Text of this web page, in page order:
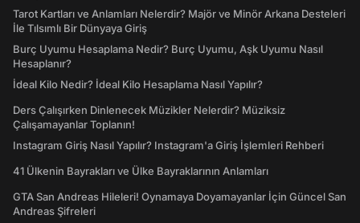
Tarot Kartları ve Anlamları Nelerdir? Majör ve Minör Arkana Desteleri
İle Tılsımlı Bir Dünyaya Giriş
Burç Uyumu Hesaplama Nedir? Burç Uyumu, Aşk Uyumu Nasıl
Hesaplanır?
İdeal Kilo Nedir? İdeal Kilo Hesaplama Nasıl Yapılır?
Ders Çalışırken Dinlenecek Müzikler Nelerdir? Müziksiz
Çalışamayanlar Toplanın!
Instagram Giriş Nasıl Yapılır? Instagram'a Giriş İşlemleri Rehberi
41 Ülkenin Bayrakları ve Ülke Bayraklarının Anlamları
GTA San Andreas Hileleri! Oynamaya Doyamayanlar İçin Güncel San
Andreas Şifreleri